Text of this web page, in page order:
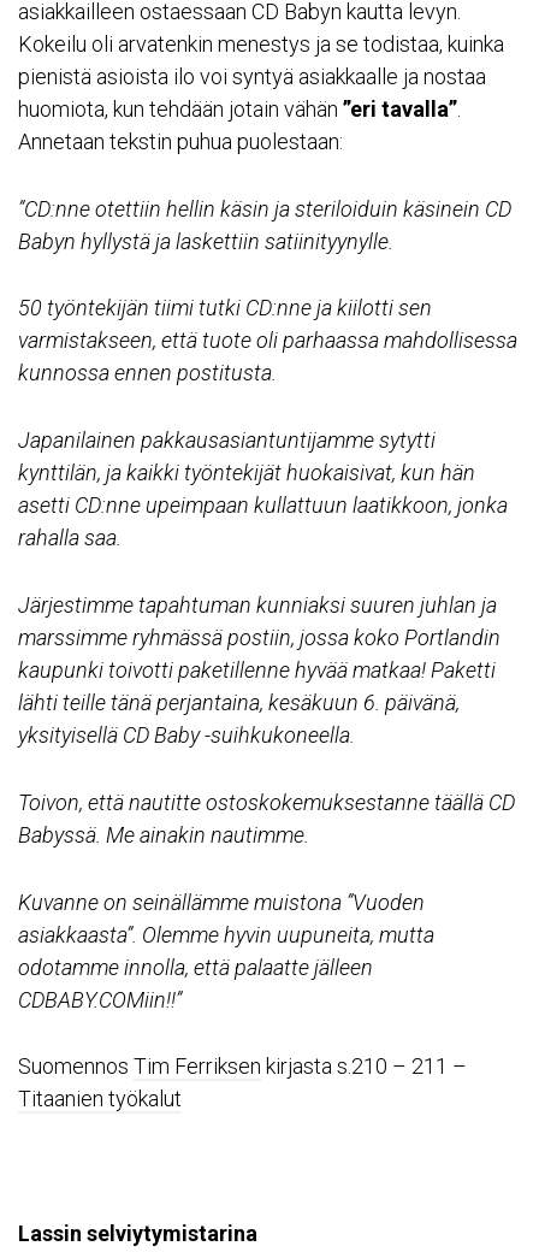
asiakkailleen ostaessaan CD Babyn kautta levyn.
Kokeilu oli arvatenkin menestys ja se todistaa, kuinka
pienistä asioista ilo voi syntyä asiakkaalle ja nostaa
huomiota, kun tehdään jotain vähän ”eri tavalla”
Annetaan tekstin puhua puolestaan:
”CD:nne otettiin hellin käsin ja steriloiduin käsinein CD
Babyn hyllystä ja laskettiin satiinityynylle.
50 työntekijän tiimi tutki CD:nne ja kiilotti sen
varmistakseen, että tuote oli parhaassa mahdollisessa
kunnossa ennen postitusta.
Japanilainen pakkausasiantuntijamme sytytti
kynttilän, ja kaikki työntekijät huokaisivat, kun hän
asetti CD:nne upeimpaan kullattuun laatikkoon, jonka
rahalla saa.
Järjestimme tapahtuman kunniaksi suuren juhlan ja
marssimme ryhmässä postiin, jossa koko Portlandin
kaupunki toivotti paketillenne hyvää matkaa! Paketti
lähti teille tänä perjantaina, kesäkuun 6. päivänä,
yksityisellä CD Baby -suihkukoneella.
Toivon, että nautitte ostoskokemuksestanne täällä CD
Babyssä. Me ainakin nautimme.
Kuvanne on seinällämme muistona ”Vuoden
asiakkaasta”. Olemme hyvin uupuneita, mutta
odotamme innolla, että palaatte jälleen
CDBABY.COMiin!!”
Suomennos Tim Ferriksen kirjasta s.210 – 211 –
Titaanien työkalut
Lassin selviytymistarina